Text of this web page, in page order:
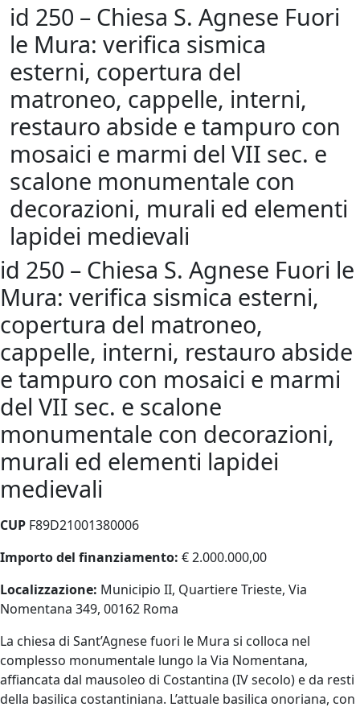
id 250 – Chiesa S. Agnese Fuori
le Mura: verifica sismica
esterni, copertura del
matroneo, cappelle, interni,
restauro abside e tampuro con
mosaici e marmi del VII sec. e
scalone monumentale con
decorazioni, murali ed elementi
lapidei medievali
id 250 – Chiesa S. Agnese Fuori le
Mura: verifica sismica esterni,
copertura del matroneo,
cappelle, interni, restauro abside
e tampuro con mosaici e marmi
del VII sec. e scalone
monumentale con decorazioni,
murali ed elementi lapidei
medievali
CUP F89D21001380006
Importo del finanziamento: € 2.000.000,00
Localizzazione: Municipio II, Quartiere Trieste, Via
Nomentana 349, 00162 Roma
La chiesa di Sant’Agnese fuori le Mura si colloca nel
complesso monumentale lungo la Via Nomentana,
affiancata dal mausoleo di Costantina (IV secolo) e da resti
della basilica costantiniana. L’attuale basilica onoriana, con